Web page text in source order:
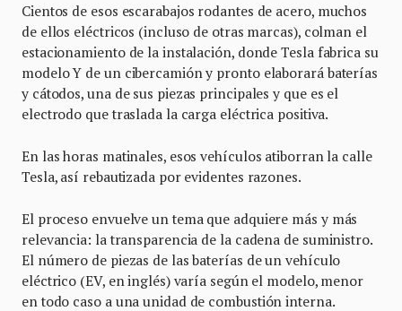
Cientos de esos escarabajos rodantes de acero, muchos
de ellos eléctricos (incluso de otras marcas), colman el
estacionamiento de la instalación, donde Tesla fabrica su
modelo Y de un cibercamión y pronto elaborará baterías
y cátodos, una de sus piezas principales y que es el
electrodo que traslada la carga eléctrica positiva.
En las horas matinales, esos vehículos atiborran la calle
Tesla, así rebautizada por evidentes razones.
El proceso envuelve un tema que adquiere más y más
relevancia: la transparencia de la cadena de suministro.
El número de piezas de las baterías de un vehículo
eléctrico (EV, en inglés) varía según el modelo, menor
en todo caso a una unidad de combustión interna.